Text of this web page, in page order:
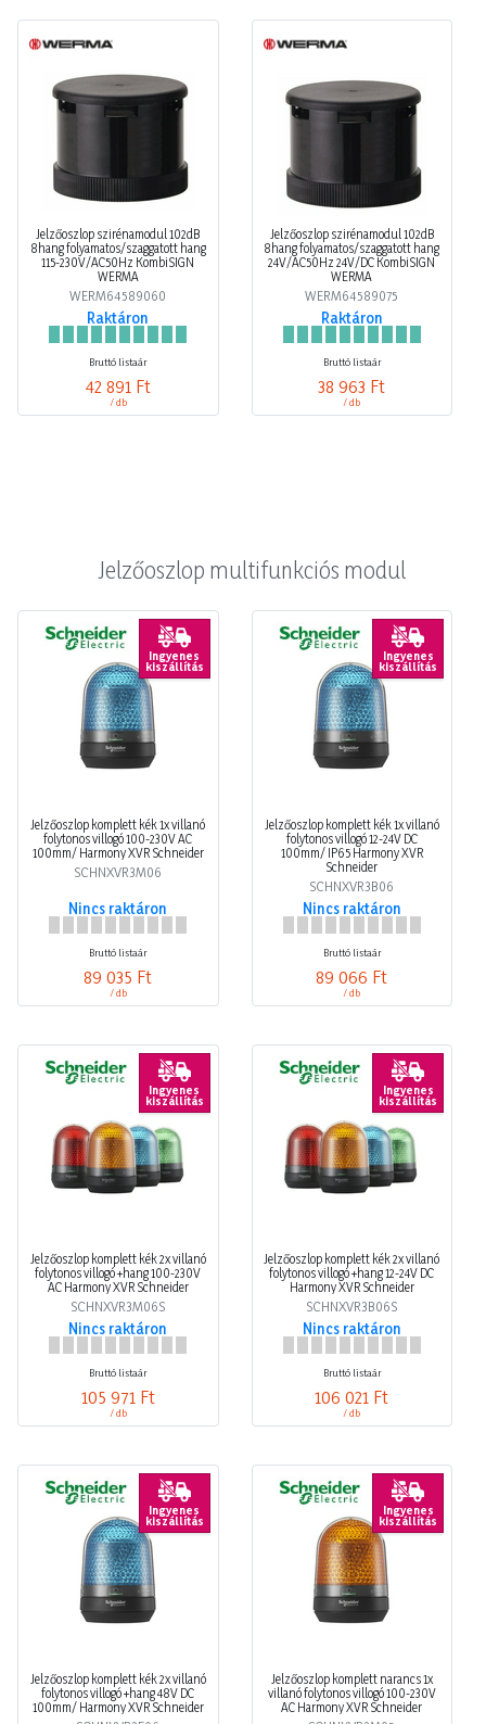
Jelzőoszlop szirénamodul 102dB
8hang folyamatos/szaggatott hang
115-230V/AC50Hz KombiSIGN
WERMA
WERM64589060
Raktáron
Bruttó listaár
42 891 Ft
/ db
Jelzőoszlop szirénamodul 102dB
8hang folyamatos/szaggatott hang
24V/AC50Hz 24V/DC KombiSIGN
WERMA
WERM64589075
Raktáron
Bruttó listaár
38 963 Ft
/ db
Jelzőoszlop multifunkciós modul
Ingyenes
kiszállítás
Jelzőoszlop komplett kék 1x villanó
folytonos villogó 100-230V AC
100mm/ Harmony XVR Schneider
SCHNXVR3M06
Nincs raktáron
Bruttó listaár
89 035 Ft
/ db
Ingyenes
kiszállítás
Jelzőoszlop komplett kék 1x villanó
folytonos villogó 12-24V DC
100mm/ IP65 Harmony XVR
Schneider
SCHNXVR3B06
Nincs raktáron
Bruttó listaár
89 066 Ft
/ db
Ingyenes
kiszállítás
Jelzőoszlop komplett kék 2x villanó
folytonos villogó +hang 100-230V
AC Harmony XVR Schneider
SCHNXVR3M06S
Nincs raktáron
Bruttó listaár
105 971 Ft
/ db
Ingyenes
kiszállítás
Jelzőoszlop komplett kék 2x villanó
folytonos villogó +hang 12-24V DC
Harmony XVR Schneider
SCHNXVR3B06S
Nincs raktáron
Bruttó listaár
106 021 Ft
/ db
Ingyenes
kiszállítás
Jelzőoszlop komplett kék 2x villanó
folytonos villogó +hang 48V DC
100mm/ Harmony XVR Schneider
Ingyenes
kiszállítás
Jelzőoszlop komplett narancs 1x
villanó folytonos villogó 100-230V
AC Harmony XVR Schneider